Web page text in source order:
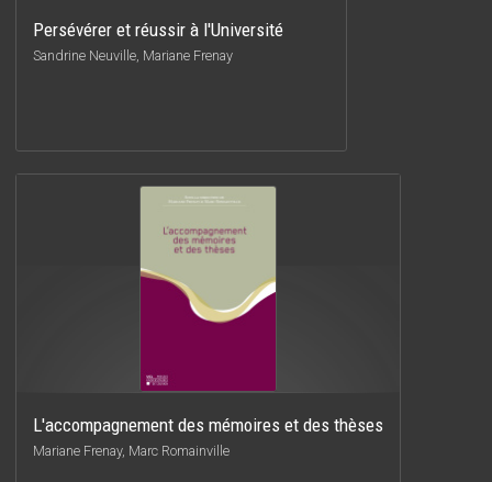
Persévérer et réussir à l'Université
Sandrine Neuville, Mariane Frenay
L'accompagnement des mémoires et des thèses
Mariane Frenay, Marc Romainville